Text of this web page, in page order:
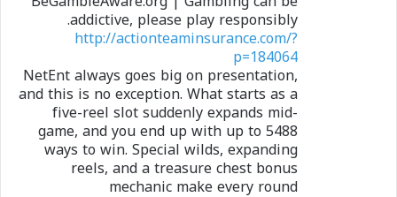
addictive, please play responsibly.
http://actionteaminsurance.com/?
p=184064
NetEnt always goes big on presentation,
and this is no exception. What starts as a
five-reel slot suddenly expands mid-
game, and you end up with up to 5488
ways to win. Special wilds, expanding
reels, and a treasure chest bonus
mechanic make every round